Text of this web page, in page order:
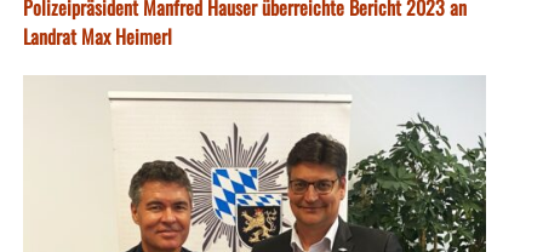
Polizeipräsident Manfred Hauser überreichte Bericht 2023 an
Landrat Max Heimerl